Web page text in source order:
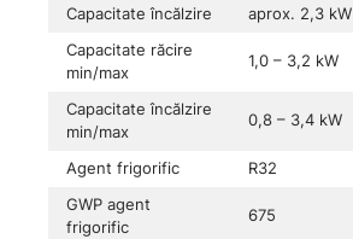
Capacitate încălzire
aprox. 2,3 kW
Capacitate răcire
min/max
1,0 – 3,2 kW
Capacitate încălzire
min/max
0,8 – 3,4 kW
Agent frigorific
R32
GWP agent
frigorific
675